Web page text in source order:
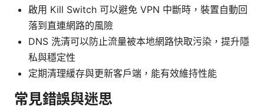
啟用 Kill Switch 可以避免 VPN 中斷時，裝置自動回
落到直連網路的風險
DNS 洗清可以防止流量被本地網路快取污染，提升隱
私與穩定性
定期清理緩存與更新客戶端，能有效維持性能
常見錯誤與迷思